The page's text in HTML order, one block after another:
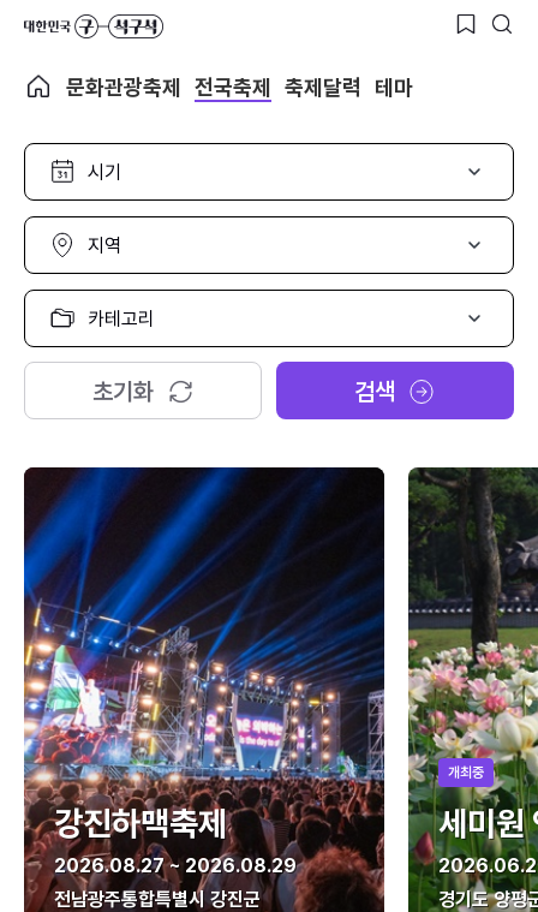
문화관광축제 전국축제 축제달력 테마
시
선
택
지
선
택
카
고
리
택
초기화 검색
강진하맥축제
2026.08.27 ~ 2026.08.29
전남광주통합특별시 강진군
개최중
세미원
경기도 양평